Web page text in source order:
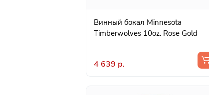
Винный бокал Minnesota
Timberwolves 10oz. Rose Gold
4 639 р.